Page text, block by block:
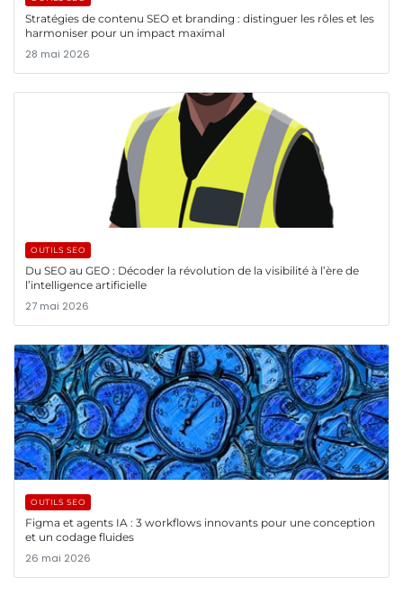
Stratégies de contenu SEO et branding : distinguer les rôles et les
harmoniser pour un impact maximal
28 mai 2026
OUTILS SEO
Du SEO au GEO : Décoder la révolution de la visibilité à l’ère de
l’intelligence artificielle
27 mai 2026
OUTILS SEO
Figma et agents IA : 3 workflows innovants pour une conception
et un codage fluides
26 mai 2026